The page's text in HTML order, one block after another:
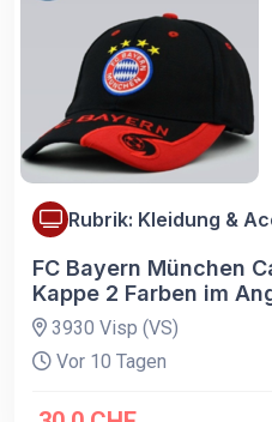
Rubrik: Kleidung &
FC Bayern München
Kappe 2 Farben im
3930 Visp (VS)
Vor 10 Tagen